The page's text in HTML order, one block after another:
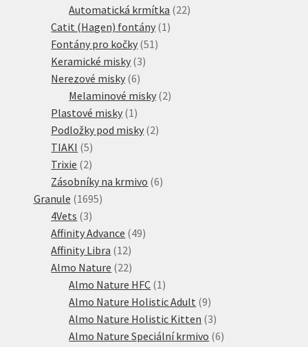
produktů
Automatická krmítka 2222
Catit (Hagen) fontány 1 1
Fontány pro kočky 51 51
Keramické misky 33
Nerezové misky 66
produktů
Melaminové misky 22
Plastové misky 1 1
produkt
Podložky pod misky 22
TIAKI 55
produktů
Trixie 22
produkty
Zásobníky na krmivo 66
Granule 16951695
4Vets 33
produkty
Affinity Advance 4949
Affinity Libra 1212
produktů
Almo Nature 2222
produktů
Almo Nature HFC 1 1
produkt
Almo Nature Holistic Adult 99
produktů
Almo Nature Holistic Kitten 33
produkty
Almo Nature Speciální krmivo 66